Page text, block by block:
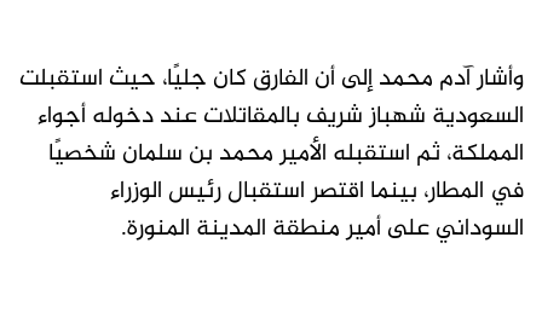
وأشار آدم محمد إلى أن الفارق كان جليًا، حيث استقبلت
السعودية شهباز شريف بالمقاتلات عند دخوله أجواء
المملكة، ثم استقبله الأمير محمد بن سلمان شخصيًا
في المطار، بينما اقتصر استقبال رئيس الوزراء
السوداني على أمير منطقة المدينة المنورة.